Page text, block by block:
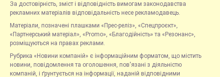
За достовірність, зміст і відповідність вимогам законодавства
рекламних матеріалів відповідальність несе рекламодавець.
Матеріали, позначені плашками «Прес-реліз», «Спецпроєкт»,
«Партнерський матеріал», «Promo», «Благодійність» та «Резонанс»,
розміщуються на правах реклами.
Рубрика «Новини компаній» є інформаційним форматом, що містить
новини, повідомлення та оголошення, пов'язані з діяльністю
компаній, і ґрунтується на інформації, наданій відповідними